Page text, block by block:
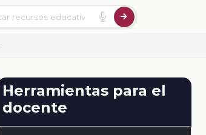
Herramientas para el
docente